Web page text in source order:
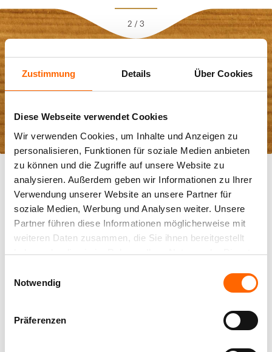
Zustimmung Details Über Cookies
Diese Webseite verwendet Cookies
Wir verwenden Cookies, um Inhalte und Anzeigen zu
personalisieren, Funktionen für soziale Medien anbieten
zu können und die Zugriffe auf unsere Website zu
analysieren. Außerdem geben wir Informationen zu Ihrer
Verwendung unserer Website an unsere Partner für
soziale Medien, Werbung und Analysen weiter. Unsere
Partner führen diese Informationen möglicherweise mit
weiteren Daten zusammen, die Sie ihnen bereitgestellt
haben oder die sie im Rahmen Ihrer Nutzung der Dienste
Notwendig
Präferenzen
2 / 3
Wählen Sie aus:
LASIERENDER ENDANSTRICH
Die Holzmaserung bleibt sichtbar.
Alle Eigenschaften von einheimischen und exotischen Hölzern